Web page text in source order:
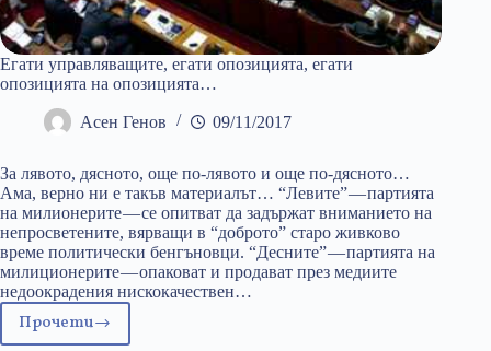
Егати управляващите, егати опозицията, егати
опозицията на опозицията…
Асен Генов 09/11/2017
За лявото, дясното, още по-лявото и още по-дясното…
Ама, верно ни е такъв материалът… “Левите” — партията
на милионерите — се опитват да задържат вниманието на
непросветените, вярващи в “доброто” старо живково
време политически бенгъновци. “Десните” — партията на
милиционерите — опаковат и продават през медиите
недоокрадения нискокачествен…
Прочети
Егати